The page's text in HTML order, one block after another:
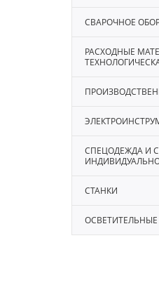
СВАРОЧНОЕ
РАСХОДНЫЕ
СПЕЦОДЕЖДА И
СТАНКИ